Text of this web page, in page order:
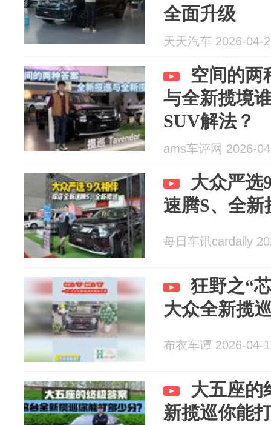
全面升级
天天汽车 2026-04-
空间的两
与全新揽境
SUV解法？
ams车评网 2026-
大众严选
速腾S、全新
每日车讯cardaily
狂野之“
大众全新揽
布衣车谭 2026-04-
大五座的
新揽巡你能